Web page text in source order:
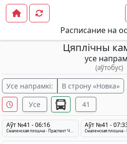
Расписание на
Цяплічны
усе
(аўтобус)
Усе напрамкі: В строну «Новка»
Усе 41
Аўт №41 - 06:16 Аўт №41 -